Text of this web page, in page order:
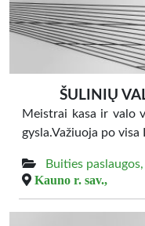
ŠULINIŲ
Meistrai kasa ir valo
gysla.Važiuoja po visa
Buities
Kauno r. sav.,